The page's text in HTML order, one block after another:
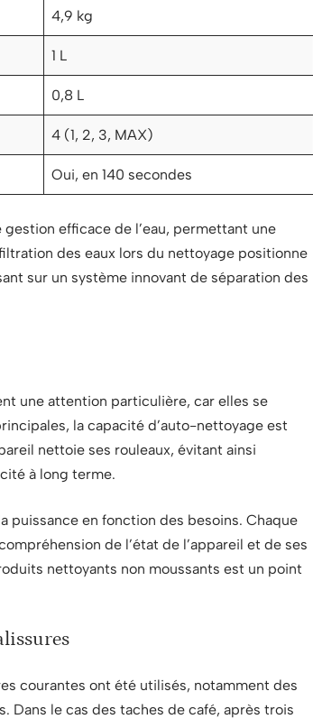
4,9 kg
1 L
0,8 L
4 (1, 2, 3, MAX)
Oui, en 140 secondes
efficace de l’eau, permettant une
des eaux lors du nettoyage positionne
sur un système innovant de séparation des
une attention particulière, car elles se
la capacité d’auto-nettoyage est
nettoie ses rouleaux, évitant ainsi
à long terme.
puissance en fonction des besoins. Chaque
de l’état de l’appareil et de ses
nettoyants non moussants est un point
courantes ont été utilisés, notamment des
Dans le cas des taches de café, après trois